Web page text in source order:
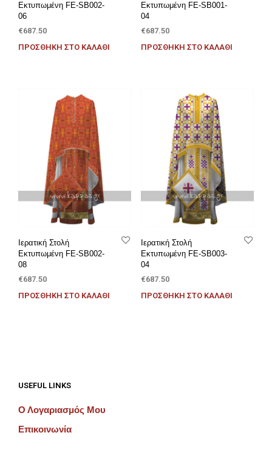
Εκτυπωμένη FE-SB002-
06
€687.50
ΠΡΟΣΘΉΚΗ ΣΤΟ ΚΑΛΆΘΙ
Εκτυπωμένη FE-SB001-
04
€687.50
ΠΡΟΣΘΉΚΗ ΣΤΟ ΚΑΛΆΘΙ
Ιερατική Στολή
Εκτυπωμένη FE-SB002-
08
€687.50
ΠΡΟΣΘΉΚΗ ΣΤΟ ΚΑΛΆΘΙ
Ιερατική Στολή
Εκτυπωμένη FE-SB003-
04
€687.50
ΠΡΟΣΘΉΚΗ ΣΤΟ ΚΑΛΆΘΙ
USEFUL LINKS
Ο Λογαριασμός Μου
Επικοινωνία